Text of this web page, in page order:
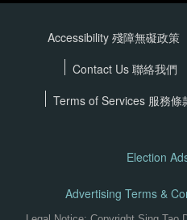
Accessibility 殘障無礙政策
Contact Us 聯絡我們
Terms of Services 服務條
Election
Advertising Terms &